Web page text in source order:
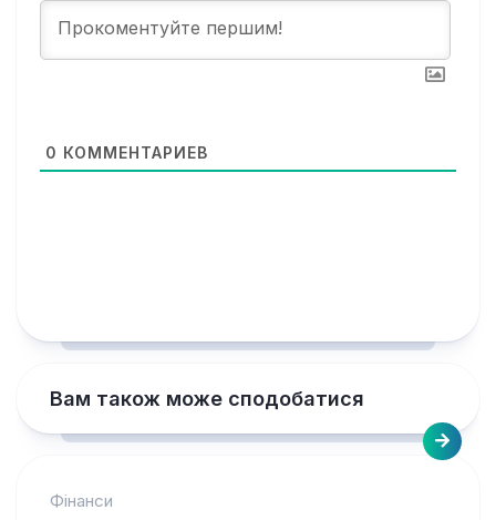
0 КОММЕНТАРИЕВ
Вам також може сподобатися
Фінанси